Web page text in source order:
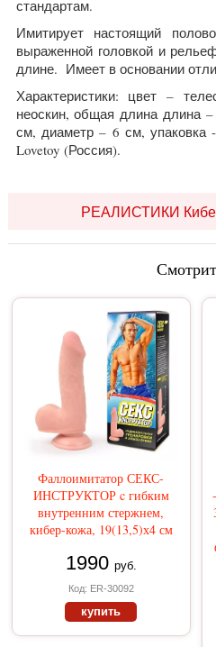
стандартам.
Имитирует настоящий
выраженной головкой и
длине. Имеет в основании
Характеристики: цвет –
неоскин, общая длина длина
см, диаметр – 6 см, упаковка
Lovetoy (Россия).
РЕАЛИСТИКИ
Фаллоимитатор СЕКС-
ИНСТРУКТОР c гибким
внутренним стержнем,
кибер-кожа, 19(13,5)х4 см
1990 руб.
Код: ER-30092
купить